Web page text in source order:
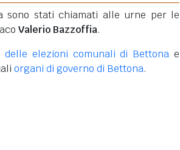
sono stati chiamati alle urne per le
Valerio Bazzoffia.
delle elezioni comunali di Bettona e
organi di governo di Bettona.